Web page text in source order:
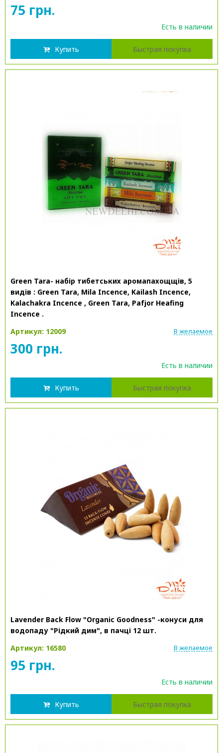
75 грн.
Есть в наличии
Купить Быстрая покупка
Green Tara- набір тибетських аромапахощщів, 5
видів : Green Tara, Mila Incence, Kailash Incence,
Kalachakra Incence , Green Tara, Pafjor Heafing
Incence .
Артикул: 12009
В желаемое
300 грн.
Есть в наличии
Купить Быстрая покупка
Lavender Back Flow "Organic Goodness" -конуси для
водопаду "Рідкий дим", в пачці 12 шт.
Артикул: 16580
В желаемое
95 грн.
Есть в наличии
Купить Быстрая покупка